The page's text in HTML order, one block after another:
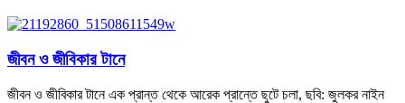
জীবন ও জীবিকার টানে
জীবন ও জীবিকার টানে এক প্রান্ত থেকে আরেক প্রান্তে ছুটে চলা, ছবি: জুলকর নাইন